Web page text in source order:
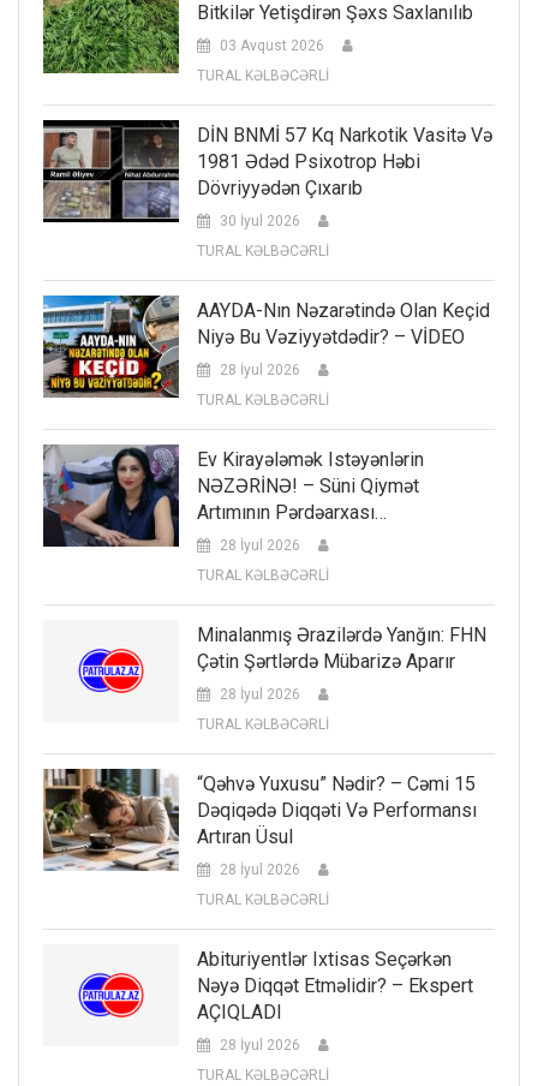
Bitkilər Yetişdirən Şəxs Saxlanılıb
03 Avqust 2026
TURAL KƏLBƏCƏRLİ
DİN BNMİ 57 Kq Narkotik Vasitə Və
1981 Ədəd Psixotrop Həbi
Dövriyyədən Çıxarıb
30 İyul 2026
TURAL KƏLBƏCƏRLİ
AAYDA-Nın Nəzarətində Olan Keçid
Niyə Bu Vəziyyətdədir? – VİDEO
28 İyul 2026
TURAL KƏLBƏCƏRLİ
Ev Kirayələmək Istəyənlərin
NƏZƏRİNƏ! – Süni Qiymət
Artımının Pərdəarxası…
28 İyul 2026
TURAL KƏLBƏCƏRLİ
Minalanmış Ərazilərdə Yanğın: FHN
Çətin Şərtlərdə Mübarizə Aparır
28 İyul 2026
TURAL KƏLBƏCƏRLİ
“Qəhvə Yuxusu” Nədir? – Cəmi 15
Dəqiqədə Diqqəti Və Performansı
Artıran Üsul
28 İyul 2026
TURAL KƏLBƏCƏRLİ
Abituriyentlər Ixtisas Seçərkən
Nəyə Diqqət Etməlidir? – Ekspert
AÇIQLADI
28 İyul 2026
TURAL KƏLBƏCƏRLİ